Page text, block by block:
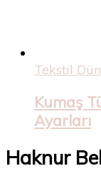
Tekstil
Kumaş
Ayarları
Haknur